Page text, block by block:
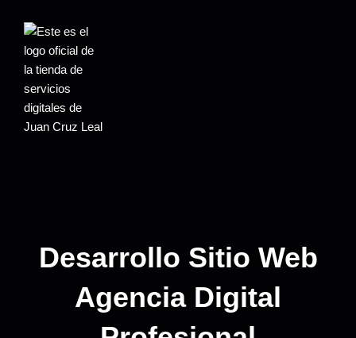
contenido
Desarrollo Sitio Web
Agencia Digital